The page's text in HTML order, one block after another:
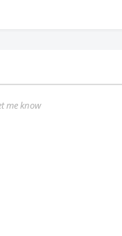
me know